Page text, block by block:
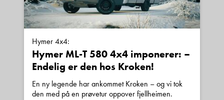
Hymer 4x4:
Hymer ML-T 580 4x4 imponerer: –
Endelig er den hos Kroken!
En ny legende har ankommet Kroken – og vi tok
den med på en prøvetur oppover fjellheimen.